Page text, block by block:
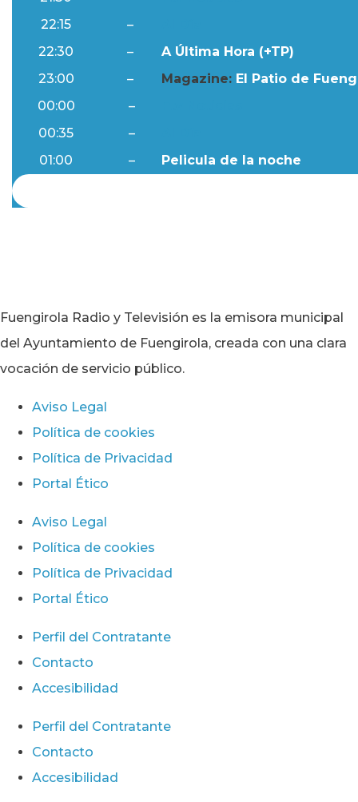
22:15
–
22:30
–
A Última Hora (+TP)
23:00
– Magazine: El Patio de
00:00
–
00:35
–
01:00
– Pelicula de la noche
Fuengirola Radio y Televisión es la emisora municipal
del Ayuntamiento de Fuengirola, creada con una clara
vocación de servicio público.
Aviso Legal
Política de cookies
Política de Privacidad
Portal Ético
Aviso Legal
Política de cookies
Política de Privacidad
Portal Ético
Perfil del Contratante
Contacto
Accesibilidad
Perfil del Contratante
Contacto
Accesibilidad